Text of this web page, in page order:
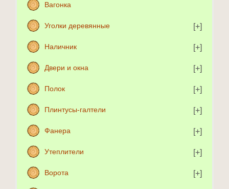
Вагонка
Уголки деревянные
Наличник
Двери и окна
Полок
Плинтусы-галтели
Фанера
Утеплители
Ворота